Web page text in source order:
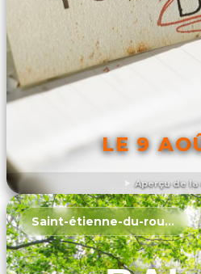
Aperçu de
LE 9
DÉCOUVRIR
Saint-étienne-du-rouvray